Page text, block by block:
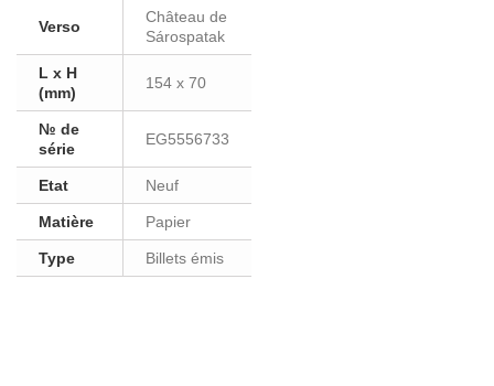
Verso
Château de
Sárospatak
L x H
(mm)
154 x 70
№ de
série
EG5556733
Etat Neuf
Matière Papier
Type Billets émis